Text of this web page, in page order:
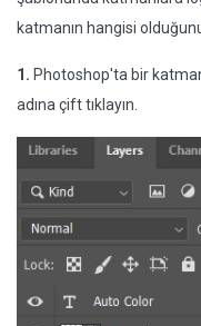
katmanın hangisi
1. Photoshop'ta bir
adına çift tıklayın.